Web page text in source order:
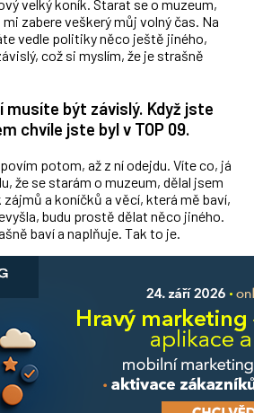
velký koník. Starat se o muzeum,
zabere veškerý můj volný čas. Na
vedle politiky něco ještě jiného,
což si myslím, že je strašně
musíte být závislý. Když jste
chvíle jste byl v TOP 09.
potom, až z ní odejdu. Víte co, já
že se starám o muzeum, dělal jsem
a koníčků a věcí, která mě baví,
budu prostě dělat něco jiného.
baví a naplňuje. Tak to je.